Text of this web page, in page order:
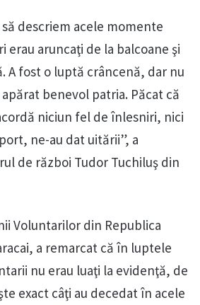
descriem acele momente
erau aruncaţi de la balcoane şi
A fost o luptă crâncenă, dar nu
benevol patria. Păcat că
niciun fel de înlesniri, nici
ne-au dat uitării”, a
de război Tudor Tuchiluş din
Voluntarilor din Republica
a remarcat că în luptele
nu erau luaţi la evidenţă, de
exact câţi au decedat în acele